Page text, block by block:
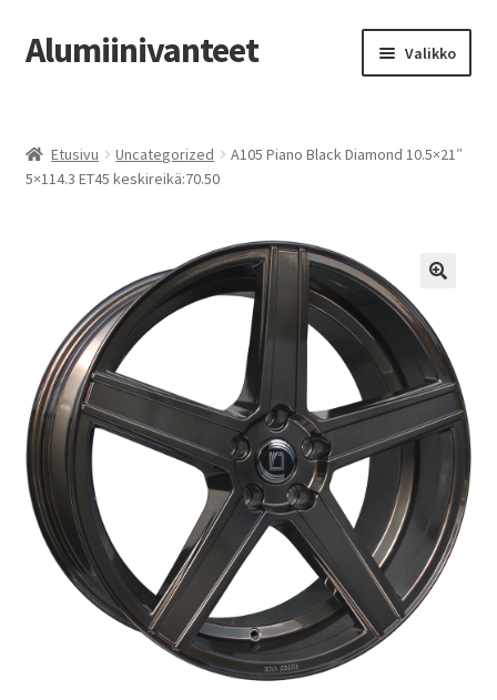
Siirry
navigointiin
Siirry
sisältöön
Alumiinivanteet Valikko
Kauppa
Tilausohjeet
Vanteiden osto-opas
Auton renkaat
Yhteystiedot
Etusivu Uncategorized
A105 Piano Black Diamond 10.5×21″
5×114.3 ET45 keskireikä:70.50